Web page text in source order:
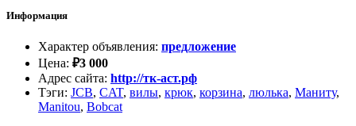
Информация
Характер объявления: предложение
Цена: ₽3 000
Адрес сайта: http://тк-аст.рф
Тэги: JCB, CAT, вилы, крюк, корзина, люлька, Маниту,
Manitou, Bobcat